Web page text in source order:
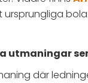
ursprungliga
utmaningar
där